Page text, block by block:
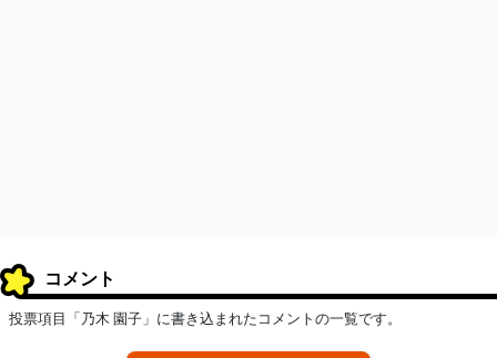
コメント
投票項目「乃木 園子」に書き込まれたコメントの一覧です。